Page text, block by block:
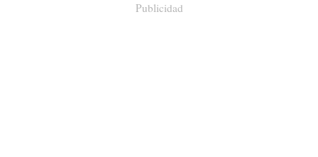
Publicidad